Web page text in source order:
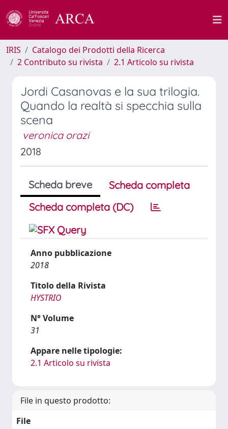
IRIS
Catalogo dei Prodotti della Ricerca
2 Contributo su rivista
2.1 Articolo su rivista
Jordi Casanovas e la sua trilogia.
Quando la realtà si specchia sulla
scena
veronica orazi
2018
Scheda breve
Scheda completa
Scheda completa (DC)
Anno pubblicazione
2018
Titolo della Rivista
HYSTRIO
N° Volume
31
Appare nelle tipologie:
2.1 Articolo su rivista
File in questo prodotto:
File